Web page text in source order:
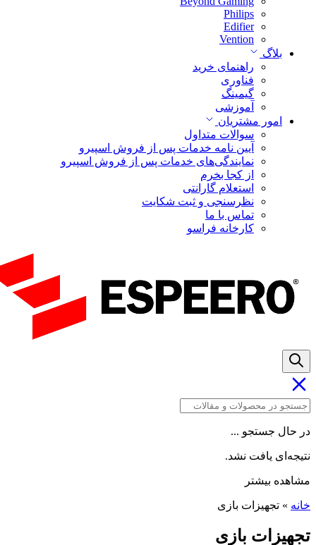
Philips
Edifier
Vention
بلاگ
راهنمای خرید
فناوری
گیمینگ
آموزشی
امور مشتریان
سوالات متداول
آیین نامه خدمات پس از فروش اسپیرو
نمایندگی‌های خدمات پس از فروش اسپیرو
از کجا بخرم
استعلام گارانتی
نظرسنجی و ثبت شکایت
تماس با ما
کارخانه فراسو
جستجو ...
یافت نشد.
بیشتر
»تجهیزات بازی
بازی